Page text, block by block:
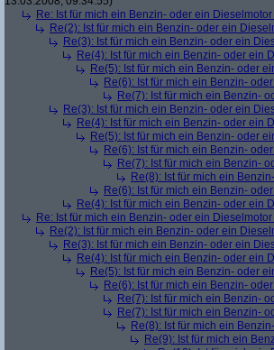
Re: Ist für mich ein Benzin- oder ein
Re(2): Ist für mich ein Benzin- oder ein
Re(3): Ist für mich ein Benzin- oder ein
Re(4): Ist für mich ein Benzin- oder ein
Re(5): Ist für mich ein Benzin- oder
Re(6): Ist für mich ein Benzin-
Re(7): Ist für mich ein Benzin-
Re(3): Ist für mich ein Benzin- oder ein
Re(4): Ist für mich ein Benzin- oder ein
Re(5): Ist für mich ein Benzin- oder
Re(6): Ist für mich ein Benzin-
Re(7): Ist für mich ein Benzin-
Re(8): Ist für mich ein
Re(6): Ist für mich ein Benzin-
Re(4): Ist für mich ein Benzin- oder ein
Re: Ist für mich ein Benzin- oder ein
Re(2): Ist für mich ein Benzin- oder ein
Re(3): Ist für mich ein Benzin- oder ein
Re(4): Ist für mich ein Benzin- oder ein
Re(5): Ist für mich ein Benzin- oder
Re(6): Ist für mich ein Benzin-
Re(7): Ist für mich ein Benzin-
Re(7): Ist für mich ein Benzin-
Re(8): Ist für mich ein
Re(9): Ist für mich ein